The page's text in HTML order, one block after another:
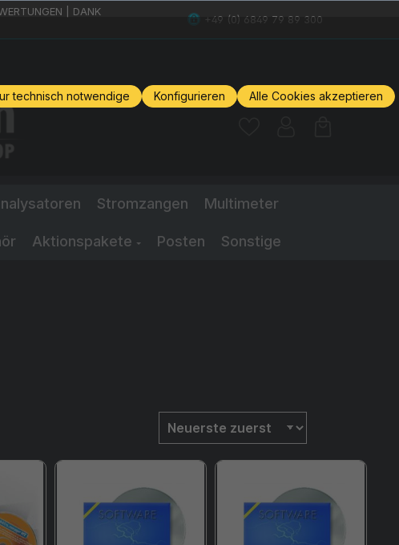
| DANK
+49 (0) 6849 79 89 300
Stromzangen Multimeter
Aktionspakete Posten Sonstige
technisch notwendige Konfigurieren Alle Cookies akzeptieren